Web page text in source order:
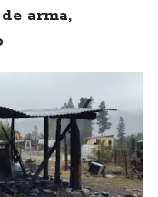
arma,